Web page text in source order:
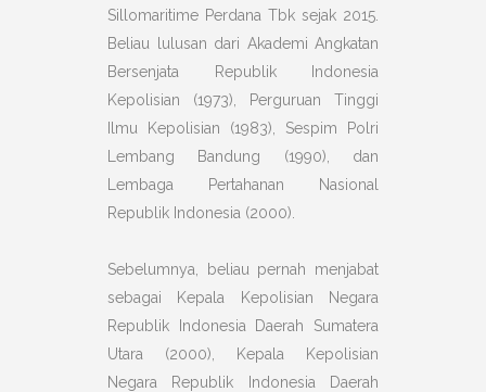
Sillomaritime Perdana Tbk sejak 2015.
Beliau lulusan dari Akademi Angkatan
Bersenjata Republik Indonesia
Kepolisian (1973), Perguruan Tinggi
Ilmu Kepolisian (1983), Sespim Polri
Lembang Bandung (1990), dan
Lembaga Pertahanan Nasional
Republik Indonesia (2000).
Sebelumnya, beliau pernah menjabat
sebagai Kepala Kepolisian Negara
Republik Indonesia Daerah Sumatera
Utara (2000), Kepala Kepolisian
Negara Republik Indonesia Daerah